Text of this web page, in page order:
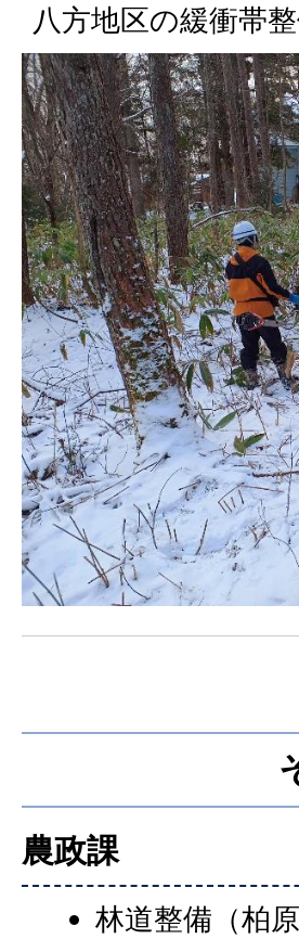
八方地区の緩衝帯
農政課
林道整備（柏原